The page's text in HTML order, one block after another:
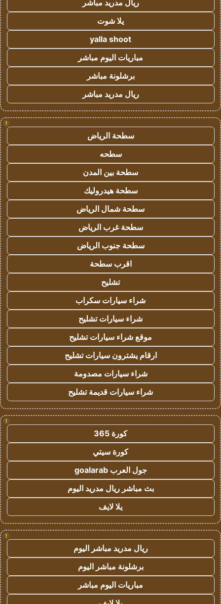
ريال مدريد مباشر
يلا شوت
yalla shoot
مباريات اليوم مباشر
برشلونة مباشر
ريال مدريد مباشر
!
سطحة الرياض
سطحه
سطحة بين المدن
سطحة هيدروليك
سطحة شمال الرياض
سطحة غرب الرياض
سطحة جنوب الرياض
اقرب سطحة
تشليح
شراء سيارات سكراب
شراء سيارات تشليح
موقع شراء سيارات تشليح
ارقام يشترون سيارات تشليح
شراء سيارات مصدومة
شراء سيارات قديمة تشليح
!
كورة 365
كورة سيتي
جول العرب goalarab
بث مباشر ريال مدريد اليوم
يلا لايف
!
ريال مدريد مباشر اليوم
برشلونة مباشر اليوم
مباريات اليوم مباشر